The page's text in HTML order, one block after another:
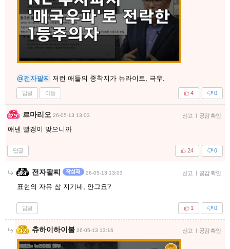
@전자팔찌 저런 애들의 종착지가 뉴라이트, 극우.
답글 이동 0
4
르마리오 26-05-13 13:03 신고 | 공감 확인
얘넨 빨갱이 맞으니까
답글 0
24
전자팔찌 26-05-13 13:03 신고 | 공감 확인
표현의 자유 참 지기네, 안그요?
답글 0
1
츄하이하이볼 26-05-13 13:16 신고 | 공감 확인